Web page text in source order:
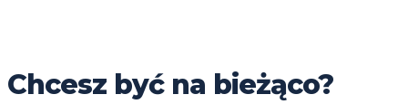
Chcesz być na bieżąco?